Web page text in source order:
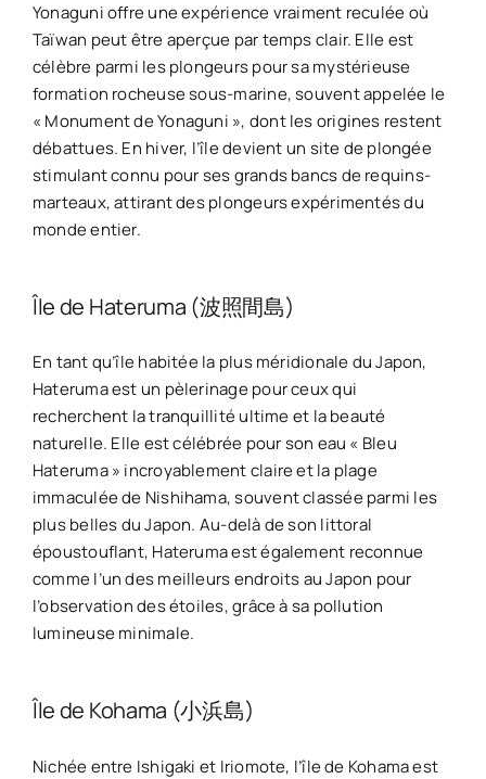
Yonaguni offre une expérience vraiment reculée où
Taïwan peut être aperçue par temps clair. Elle est
célèbre parmi les plongeurs pour sa mystérieuse
formation rocheuse sous-marine, souvent appelée le
« Monument de Yonaguni », dont les origines restent
débattues. En hiver, l’île devient un site de plongée
stimulant connu pour ses grands bancs de requins-
marteaux, attirant des plongeurs expérimentés du
monde entier.
Île de Hateruma (波照間島)
En tant qu’île habitée la plus méridionale du Japon,
Hateruma est un pèlerinage pour ceux qui
recherchent la tranquillité ultime et la beauté
naturelle. Elle est célébrée pour son eau « Bleu
Hateruma » incroyablement claire et la plage
immaculée de Nishihama, souvent classée parmi les
plus belles du Japon. Au-delà de son littoral
époustouflant, Hateruma est également reconnue
comme l’un des meilleurs endroits au Japon pour
l’observation des étoiles, grâce à sa pollution
lumineuse minimale.
Île de Kohama (小浜島)
Nichée entre Ishigaki et Iriomote, l’île de Kohama est